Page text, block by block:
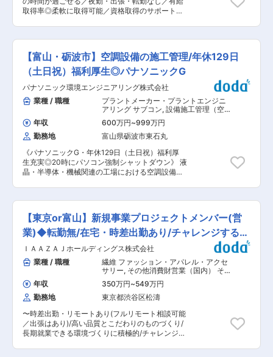
し、共に考えソリューションを提供することによ
た、積極的に人づくりをする人材サービス会社と
して、従業員が最大限に力を発揮できるキャリア
あり続けることで「国内モノづくり」に貢献しま
す。 変更の範囲：会社の定める業務
ソニックOBの技能集団が各現場にて知識やノウ
ハウを伝授）、各種研修（専門研修、管理者研修
他）、自己啓発支援など、充実形成した人材育成
すい環境になっております。 更衣室・ロッカー・
休憩室・売店（日中のみ）作業服一式貸与あり。
食堂は深夜時間も営業しているから、夜勤時にう
れしい♪ ■働き方： 2交替制の4勤2休です。変形
労働時間制のため、定時後に15分の休憩をとった
あと、セットで残業も行っています。 18:30〜
21:00 ／5:30〜8:30 （実働2.25h） ■パーソルフ
ァクトリーパートナーズとは： ・人材業界大手の
パーソルグループと日本を代表する総合メーカー
パナソニック ・当社はこの２つの企業の資本協力
を受け、モノづくり現場と人材を結ぶビジネス展
開。国内の製造業の発展に寄与しています。 ・
「業界大手のパーソルグループ」という安定感の
範囲：会社の定める業務
取得率◎柔軟に取得可能／資格取得のサポートあ
創業100年以上の安定企業で地域密着 （２）資格
取得支援・福利厚生充実・スキルアップ◎長期的
に働きやすい環境 （３）残業少なめ＆夜勤出張転
勤なし＆土日休みでワークライフバランスが整う
■求人概要： 富山県内の公共・民間土木工事の施
工管理を担当いただきます。 ■仕事内容： 富山
県内の公共工事（国・県・市町村）と民間工事が
半々。田んぼの横の水路整備や、建物を建てる際
に安全に立てるための地盤改良、大型建物の基礎
工事など、地域に密着したインフラ整備が中心で
す。 ■具体的には・・・ ・施工管理業務（品
質・安全・工程・原価管理） ・協力会社との調
整、現場巡回、書類作成 ・担当エリア：砺波市周
辺〜富山市や金沢近辺もあり（会社から車で1時
間圏内） ■働き方： ・出張：なし（宿泊なし）
・直行直帰：現場によって可能 ・夜勤：なし ・
で、安心してスタートできます。 ■組織構成：
当社は地域密着型の企業で、従業員は地元出身者
を中心に構成されています。 技術者を育てる社風
が根付いており、先輩からのフォローが充実して
います。若手からベテランまで幅広い年齢層の社
員が在籍し、アットホームな雰囲気です。 ■入社
後の流れ： 入社後は研修を受けた後、現場で先輩
社員に同行して業務を少しずつ覚えていただきま
す。 仕事に慣れてきた段階で、希望者には資格取
得に向けたサポートも行います。 未経験の方でも
安心してキャリアを積むことができる環境が整っ
ています。 変更の範囲：会社の定める業務
【富山・砺波市】空調設備の施工管理/年休129日
（土日祝）福利厚生◎パナソニックG
パナソニック環境エンジニアリング株式会社
業種 / 職種
プラントメーカー・プラントエンジニ
アリング サブコン, 設備施工管理（空
調・衛生設備） 施工管理（機械）
年収 600万円~999万円
勤務地
富山県砺波市東石丸
《パナソニックG・年休129日（土日祝）福利厚
生充実◎20時にパソコン強制シャットダウン》 液
晶・半導体・機械関連の工場における空調設備等
価・品質） ・工事見積・設計・施工図作成 ・ゼ
ネコン・サブコン・管理会社・施主との折衝 ・既
存設備の改修工事が中心（新築なし） 【担当物
件】 ・工場（液晶・半導体・機械関連） 【対応
設備】 ・空調設備 他 【折衝先】 ・ゼネコン、サ
ブコン、管理会社、施主 【工事案件】 ・既存改
修：10割 【工期】 ・メンテナンス：1日〜1週間
・改修工事：3日〜3か月 【受注規模】 ・5万
円〜5,000万円程度 【受注割合】 ・元請：9割 ・
下請：1割 ＼働き方！／ 【出張】 ・基本は通勤可
能範囲 ・宿泊出張：年3回程度（2日間） ・目
的：社内行事、講習など ・出張先：東京、名古
屋、大阪 【夜勤】 ・原則なし ・イレギュラー対
応時のみ（年1回程度） ・理由：工場定修メンテ
ナンス時の緊急対応 【休日出勤】 ・繁忙期：月2
回程度（閑散期はなし） ・理由：工場停止期間の
【東京or富山】新規事業プロジェクトメンバー(営
業)◆転勤無/在宅・時差出勤あり/チャレンジする風
土
ＩＡＡＺＡＪホールディングス株式会社
業種 / 職種
繊維 ファッション・アパレル・アクセ
サリー, その他消費財営業（国内） そ
の他法人営業（既存・ルートセールス
中心）
年収 350万円~549万円
勤務地
東京都渋谷区松濤
〜時差出勤・リモートあり(フルリモート相談可能
／出張はあり)/高い品質とこだわりのものづくり/
長期就業できる環境づくりに積極的/チャレンジす